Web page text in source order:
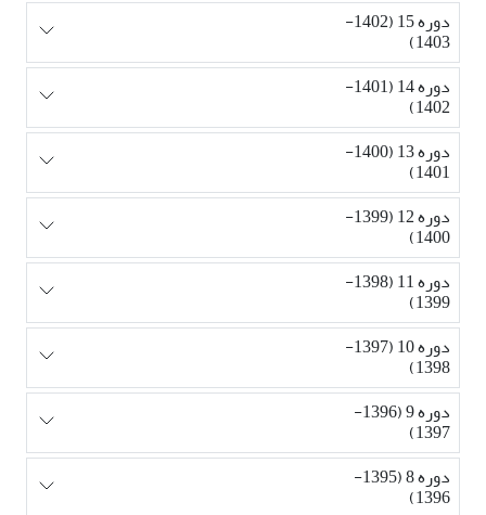
دوره 15 (1402-
1403)
دوره 14 (1401-
1402)
دوره 13 (1400-
1401)
دوره 12 (1399-
1400)
دوره 11 (1398-
1399)
دوره 10 (1397-
1398)
دوره 9 (1396-
1397)
دوره 8 (1395-
1396)